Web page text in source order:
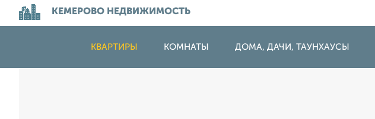
КЕМЕРОВО НЕДВИЖИМОСТЬ
КВАРТИРЫ КОМНАТЫ ДОМА, ДАЧИ, ТАУНХАУСЫ